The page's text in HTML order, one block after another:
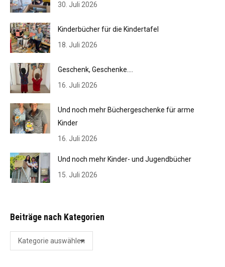
30. Juli 2026
Kinderbücher für die Kindertafel
18. Juli 2026
Geschenk, Geschenke….
16. Juli 2026
Und noch mehr Büchergeschenke für arme
Kinder
16. Juli 2026
Und noch mehr Kinder- und Jugendbücher
15. Juli 2026
Beiträge nach Kategorien
Beiträge
nach